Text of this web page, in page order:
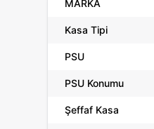
MARKA
Kasa Tipi
PSU
PSU Konumu
Şeffaf Kasa